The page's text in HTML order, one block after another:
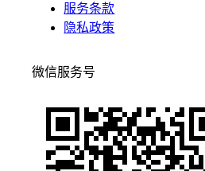
服务条款
隐私政策
微信服务号